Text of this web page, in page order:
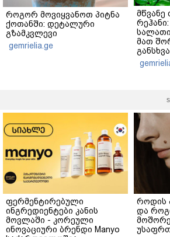
როგორ მოვიყვანოთ პიტნა
ქოთანში: დეტალური
გზამკვლევი
gemrielia.ge
მწვანე
მათ
ფერმენტირებული
ინგრედიენტები კანის
მოვლაში - კორეული
ინოვაციური ბრენდი Manyo
როდის
და